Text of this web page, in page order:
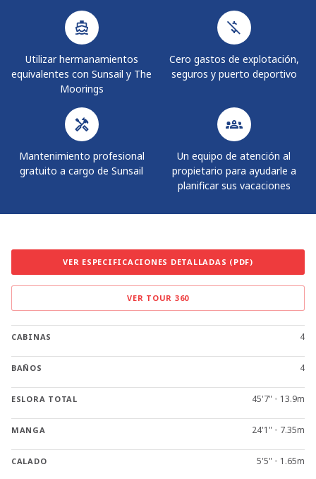
Utilizar hermanamientos
equivalentes con Sunsail y The
Moorings
Cero gastos de explotación,
seguros y puerto deportivo
Mantenimiento profesional
gratuito a cargo de Sunsail
Un equipo de atención al
propietario para ayudarle a
planificar sus vacaciones
VER ESPECIFICACIONES DETALLADAS (PDF)
VER TOUR 360
CABINAS 4
BAÑOS 4
ESLORA TOTAL 45'7" • 13.9m
MANGA 24'1" • 7.35m
CALADO 5'5" • 1.65m